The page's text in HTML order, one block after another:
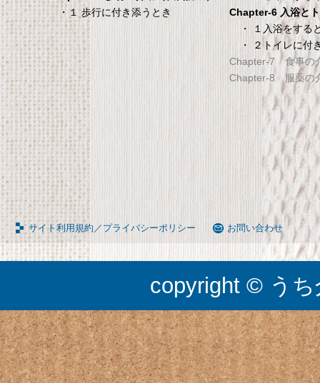
可能 Licht リヒト
65090050BR
タンスのゲン 介護用ベッドテー
ブル キャスター付き 伸縮式 高さ
調節可能 Licht リヒト
65090050BR
ホワイト BC-754-
TANITA 【乗った人をピタ
てる「乗るピタ機能」搭
組成計 ホワイト BC-754-
・１ 歩行に付き添うとき
Chapter-6 入浴と
・ １入浴をする
・ ２トイレに付
Chapter-7 食事の
Chapter-8 服薬の
サイト利用規約／プライバシーポリシー お問い合わせ
copyright © う